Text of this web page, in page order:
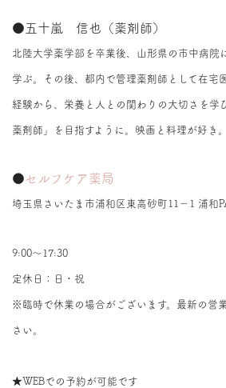
●五十嵐 信也（薬剤師）
北陸大学薬学部を卒業後、山形県の市中病院
学ぶ。その後、都内で管理薬剤師として在宅
経験から、栄養と人との関わりの大切さを学
薬剤師」を目指すように。映画と料理が好き。
●セルフケア薬局
埼玉県さいたま市浦和区東高砂町11−1 浦和
9:00～17:30
定休日：日・祝
※臨時で休業の場合がございます。最新の営
さい。
★WEBでの予約が可能です